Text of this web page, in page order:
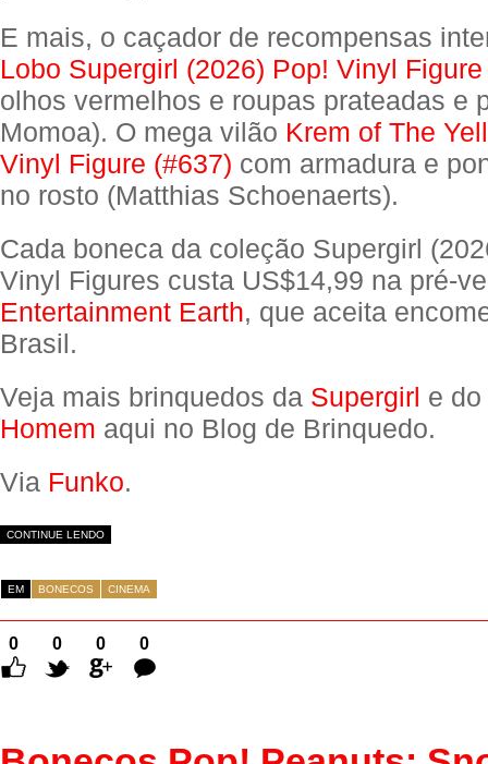
E mais, o caçador de recompensas
Lobo Supergirl (2026) Pop! Vinyl
olhos vermelhos e roupas prateadas e
Momoa). O mega vilão Krem of The
Vinyl Figure (#637) com armadura e
no rosto (Matthias Schoenaerts).
Cada boneca da coleção Supergirl
Vinyl Figures custa US$14,99 na pré-
Entertainment Earth, que aceita
Brasil.
Veja mais brinquedos da Supergirl e do
Homem aqui no Blog de Brinquedo.
Via Funko.
CONTINUE LENDO
EM BONECOS CINEMA
0 0 0
0
Comentários